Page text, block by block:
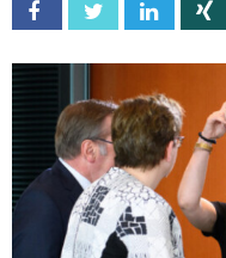
Facebook Twitter Linkedin